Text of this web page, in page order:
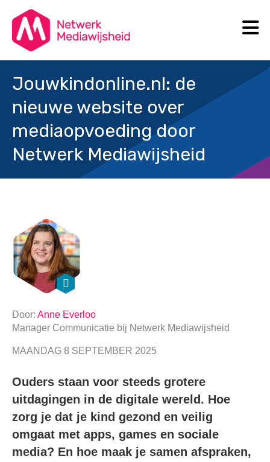
Jouwkindonline.nl: de
nieuwe website over
mediaopvoeding door
Netwerk Mediawijsheid
Door: Anne Everloo
Manager Communicatie bij Netwerk Mediawijsheid
MAANDAG 8 SEPTEMBER 2025
Ouders staan voor steeds grotere
uitdagingen in de digitale wereld. Hoe
zorg je dat je kind gezond en veilig
omgaat met apps, games en sociale
media? En hoe maak je samen afspraken,